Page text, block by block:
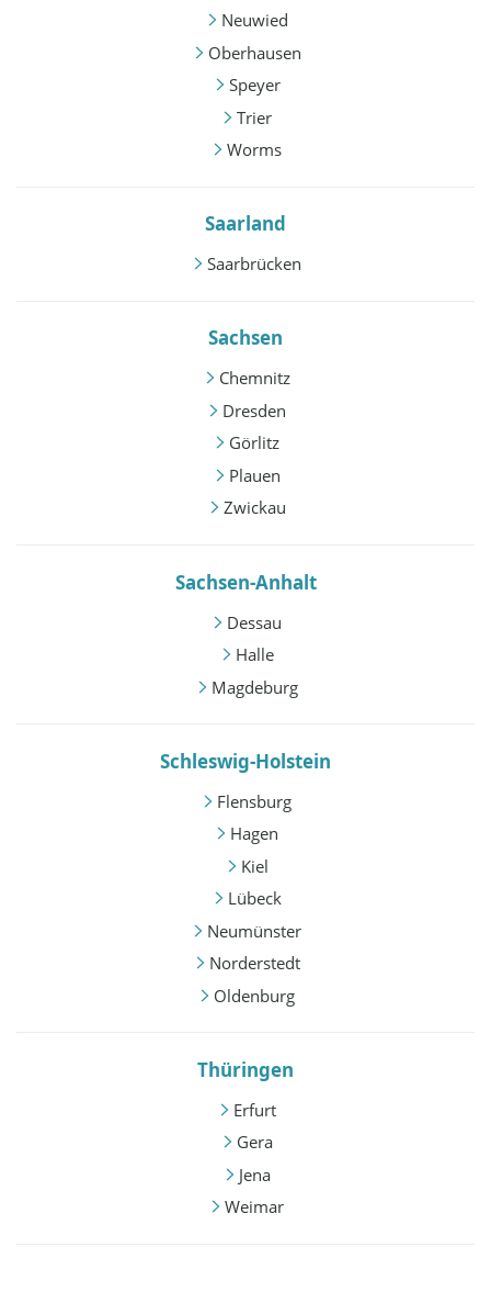
Neuwied
Oberhausen
Speyer
Trier
Worms
Saarland
Saarbrücken
Sachsen
Chemnitz
Dresden
Görlitz
Plauen
Zwickau
Sachsen-Anhalt
Dessau
Halle
Magdeburg
Schleswig-Holstein
Flensburg
Hagen
Kiel
Lübeck
Neumünster
Norderstedt
Oldenburg
Thüringen
Erfurt
Gera
Jena
Weimar